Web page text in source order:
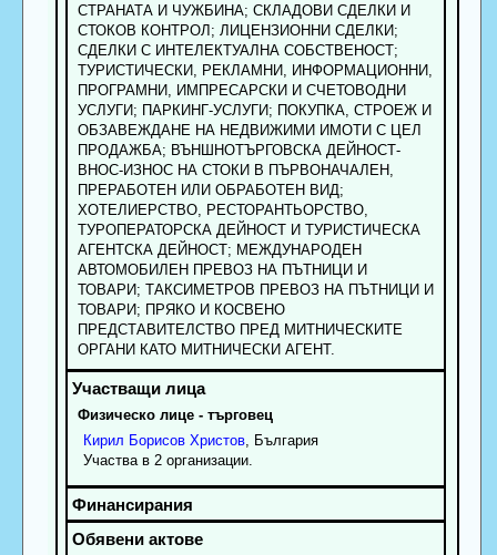
СТРАНАТА И ЧУЖБИНА; СКЛАДОВИ СДЕЛКИ И
СТОКОВ КОНТРОЛ; ЛИЦЕНЗИОННИ СДЕЛКИ;
СДЕЛКИ С ИНТЕЛЕКТУАЛНА СОБСТВЕНОСТ;
ТУРИСТИЧЕСКИ, РЕКЛАМНИ, ИНФОРМАЦИОННИ,
ПРОГРАМНИ, ИМПРЕСАРСКИ И СЧЕТОВОДНИ
УСЛУГИ; ПАРКИНГ-УСЛУГИ; ПОКУПКА, СТРОЕЖ И
ОБЗАВЕЖДАНЕ НА НЕДВИЖИМИ ИМОТИ С ЦЕЛ
ПРОДАЖБА; ВЪНШНОТЪРГОВСКА ДЕЙНОСТ-
ВНОС-ИЗНОС НА СТОКИ В ПЪРВОНАЧАЛЕН,
ПРЕРАБОТЕН ИЛИ ОБРАБОТЕН ВИД;
ХОТЕЛИЕРСТВО, РЕСТОРАНТЬОРСТВО,
ТУРОПЕРАТОРСКА ДЕЙНОСТ И ТУРИСТИЧЕСКА
АГЕНТСКА ДЕЙНОСТ; МЕЖДУНАРОДЕН
АВТОМОБИЛЕН ПРЕВОЗ НА ПЪТНИЦИ И
ТОВАРИ; ТАКСИМЕТРОВ ПРЕВОЗ НА ПЪТНИЦИ И
ТОВАРИ; ПРЯКО И КОСВЕНО
ПРЕДСТАВИТЕЛСТВО ПРЕД МИТНИЧЕСКИТЕ
ОРГАНИ КАТО МИТНИЧЕСКИ АГЕНТ.
Физическо лице - търговец
Кирил Борисов Христов, България
Участва в 2 организации.